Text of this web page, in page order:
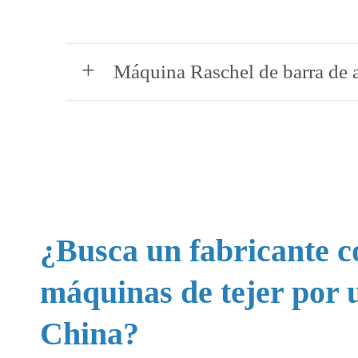
Máquina Raschel de barra
¿Busca un fabricante
máquinas de tejer por
China?